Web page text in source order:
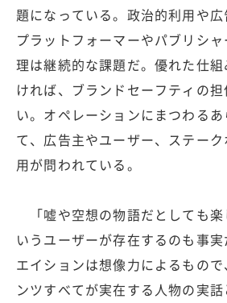
題になっている。政治的利用や広
プラットフォーマーやパブリシ
理は継続的な課題だ。優れた仕
ければ、ブランドセーフティの
い。オペレーションにまつわる
て、広告主やユーザー、ステー
用が問われている。
「嘘や空想の物語だとしても楽
いうユーザーが存在するのも事
エイションは想像力によるもの
ンツすべてが実在する人物の実話